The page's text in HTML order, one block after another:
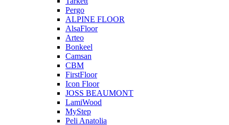
Pergo
ALPINE FLOOR
AlsaFloor
Arteo
Bonkeel
Camsan
CBM
FirstFloor
Icon Floor
JOSS BEAUMONT
LamiWood
MyStep
Peli Anatolia